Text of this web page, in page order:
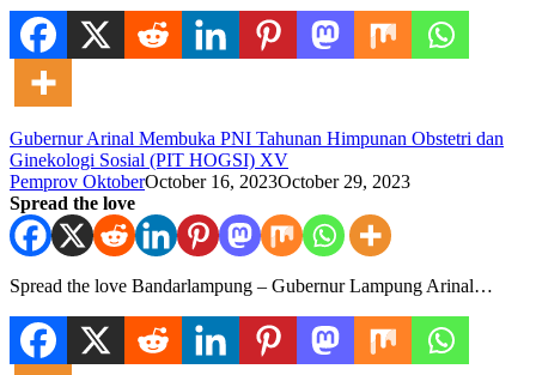
Gubernur Arinal Membuka PNI Tahunan Himpunan Obstetri dan
Ginekologi Sosial (PIT HOGSI) XV
Pemprov OktoberOctober 16, 2023October 29, 2023
Spread the love
Spread the love Bandarlampung – Gubernur Lampung Arinal…